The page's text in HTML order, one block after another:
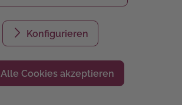
Konfigurieren
Alle Cookies akzeptieren